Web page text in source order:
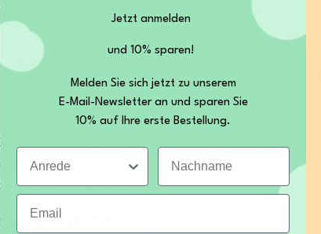
verträgliche und bewusste Ernährung
verträglich
auch dieses Puddingpulver speziell für
entwickelt worden. Es wird nur mit Glukose
natürlichen Schokoladengeschmack
ist außerdem glutenfrei, laktosefrei und
deinen Vorlieben.
gemacht
Jetzt anmelden
und 10% sparen!
Melden Sie sich jetzt zu unserem
E-Mail-Newsletter an und sparen Sie
10% auf Ihre erste Bestellung.
Anrede Nachname
Email